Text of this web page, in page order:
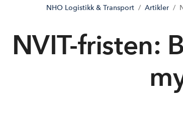
NHO Logistikk & Transport Artikler
NVIT-fristen: